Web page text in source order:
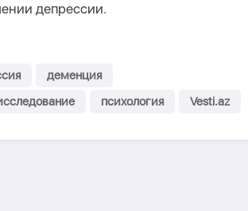
депрессии.
деменция
психология Vesti.az